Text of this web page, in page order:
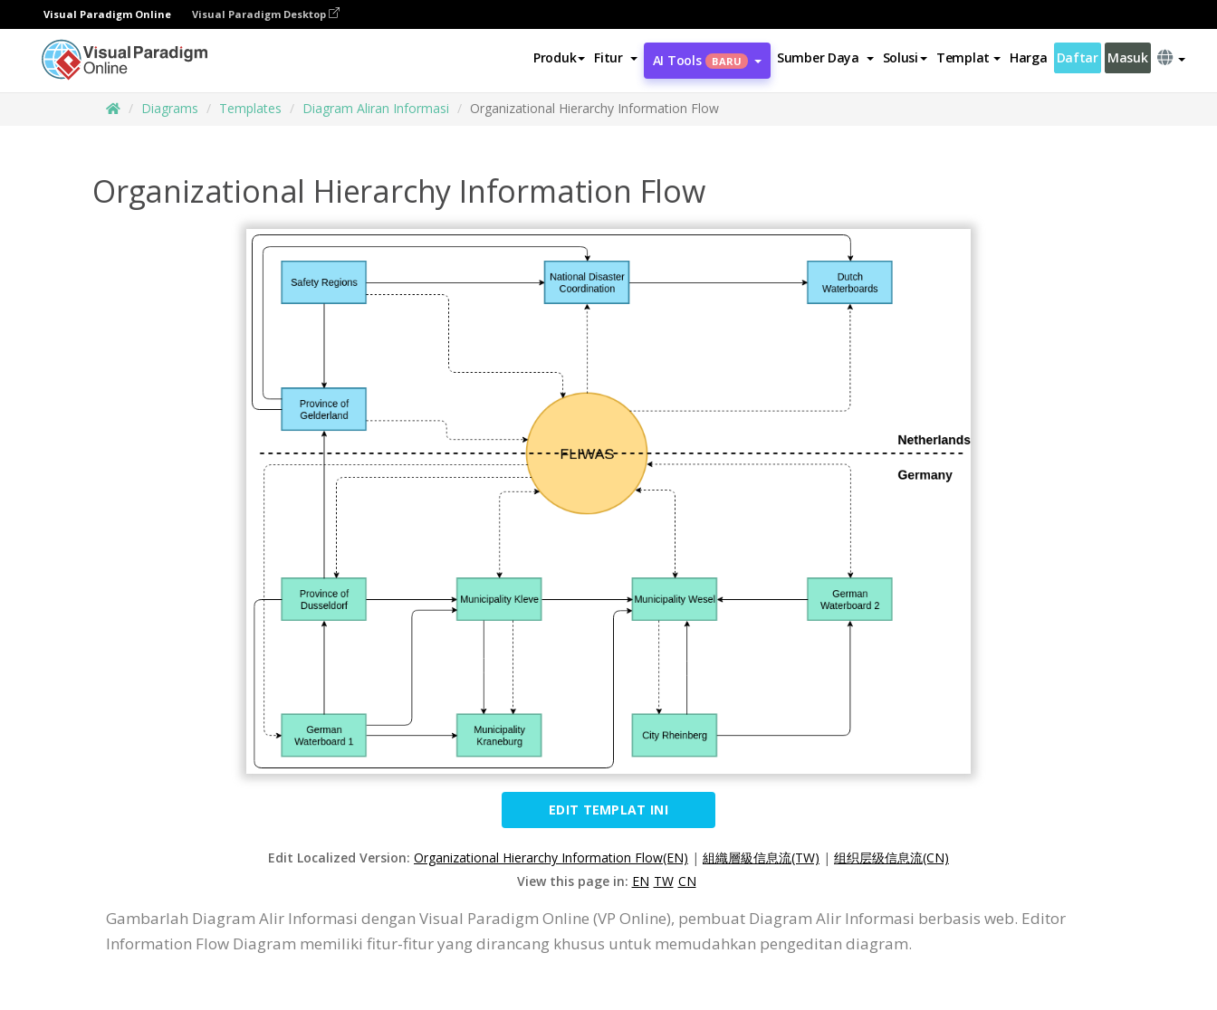
Visual Paradigm Online Visual Paradigm Desktop
Produk Fitur AI Tools BARU Sumber Daya Solusi Templat Harga Daftar Masuk
Diagrams Templates Diagram Aliran Informasi Organizational Hierarchy Information Flow
Organizational Hierarchy Information Flow
EDIT TEMPLAT INI
Edit Localized Version: Organizational Hierarchy Information Flow(EN) | 組織層級信息流(TW) | 组织层级信息流(CN)
View this page in: EN TW CN
Gambarlah Diagram Alir Informasi dengan Visual Paradigm Online (VP Online), pembuat Diagram Alir Informasi berbasis web. Editor
Information Flow Diagram memiliki fitur-fitur yang dirancang khusus untuk memudahkan pengeditan diagram.